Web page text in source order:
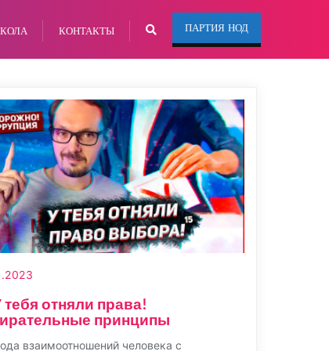
КОНТАКТЫ ПАРТИЯ НОД
тебя отняли права!
принципы
взаимоотношений человека с